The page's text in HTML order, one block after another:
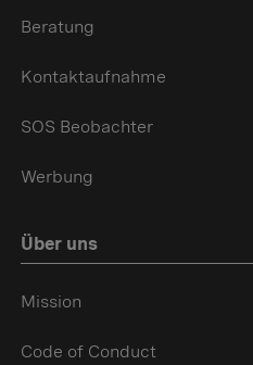
Beratung
Kontaktaufnahme
SOS Beobachter
Werbung
Über uns
Mission
Code of Conduct